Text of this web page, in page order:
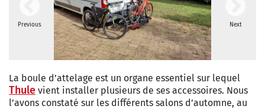
Previous Next
La boule d’attelage est un organe essentiel sur lequel
Thule vient installer plusieurs de ses accessoires. Nous
l’avons constaté sur les différents salons d’automne, au